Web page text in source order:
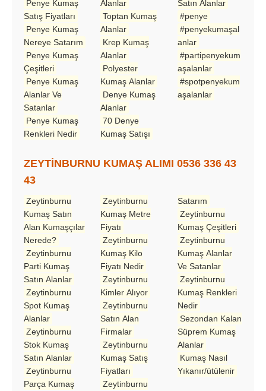
Penye Kumaş
Satış Fiyatları
Penye Kumaş
Nereye Satarım
Penye Kumaş
Çeşitleri
Penye Kumaş
Alanlar Ve
Satanlar
Penye Kumaş
Renkleri Nedir
Alanlar
Toptan Kumaş
Alanlar
Krep Kumaş
Alanlar
Polyester
Kumaş Alanlar
Denye Kumaş
Alanlar
70 Denye
Kumaş Satışı
Satın Alanlar
#penye
#penyekumaşal
anlar
#partipenyekum
aşalanlar
#spotpenyekum
aşalanlar
ZEYTİNBURNU KUMAŞ ALIMI 0536 336 43
43
Zeytinburnu
Kumaş Satın
Alan Kumaşçılar
Nerede?
Zeytinburnu
Parti Kumaş
Satın Alanlar
Zeytinburnu
Spot Kumaş
Alanlar
Zeytinburnu
Stok Kumaş
Satın Alanlar
Zeytinburnu
Parça Kumaş
Zeytinburnu
Kumaş Metre
Fiyatı
Zeytinburnu
Kumaş Kilo
Fiyatı Nedir
Zeytinburnu
Kimler Alıyor
Zeytinburnu
Satın Alan
Firmalar
Zeytinburnu
Kumaş Satış
Fiyatları
Zeytinburnu
Satarım
Zeytinburnu
Kumaş Çeşitleri
Zeytinburnu
Kumaş Alanlar
Ve Satanlar
Zeytinburnu
Kumaş Renkleri
Nedir
Sezondan Kalan
Süprem Kumaş
Alanlar
Kumaş Nasıl
Yıkanır/ütülenir